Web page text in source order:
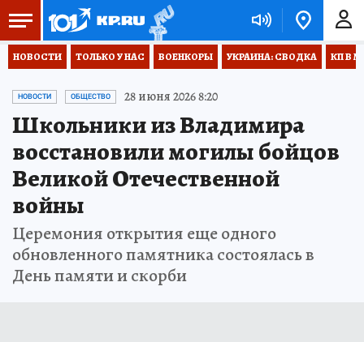
НОВОСТИ ТОЛЬКО У НАС ВОЕНКОРЫ УКРАИНА: СВОДКА КП В
НОВОСТИ ОБЩЕСТВО 28 июня 2026 8:20
Школьники из Владимира
восстановили могилы бойцов
Великой Отечественной
войны
Церемония открытия еще одного
обновленного памятника состоялась в
День памяти и скорби